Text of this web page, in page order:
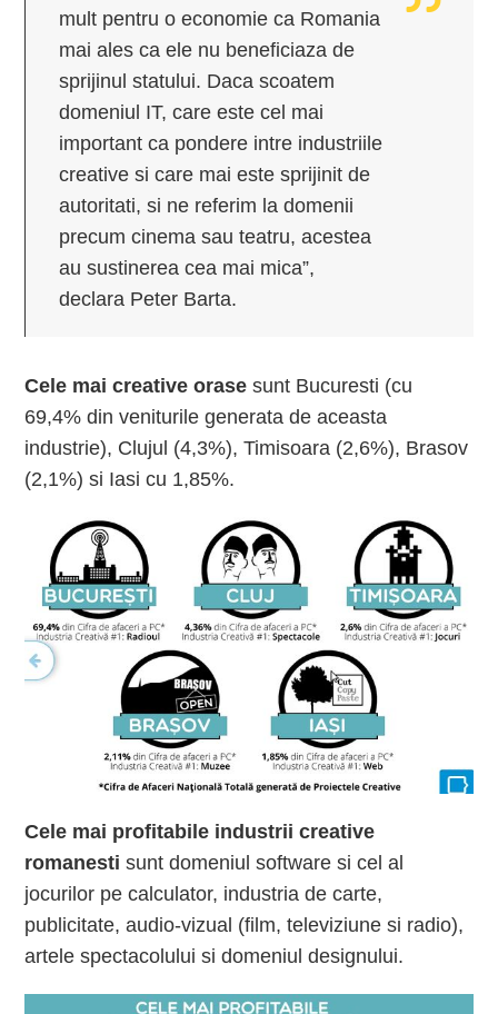
mult pentru o economie ca Romania
mai ales ca ele nu beneficiaza de
sprijinul statului. Daca scoatem
domeniul IT, care este cel mai
important ca pondere intre industriile
creative si care mai este sprijinit de
autoritati, si ne referim la domenii
precum cinema sau teatru, acestea
au sustinerea cea mai mica”,
declara Peter Barta.
Cele mai creative orase sunt Bucuresti (cu
69,4% din veniturile generata de aceasta
industrie), Clujul (4,3%), Timisoara (2,6%), Brasov
(2,1%) si Iasi cu 1,85%.
Cele mai profitabile industrii creative
romanesti sunt domeniul software si cel al
jocurilor pe calculator, industria de carte,
publicitate, audio-vizual (film, televiziune si radio),
artele spectacolului si domeniul designului.